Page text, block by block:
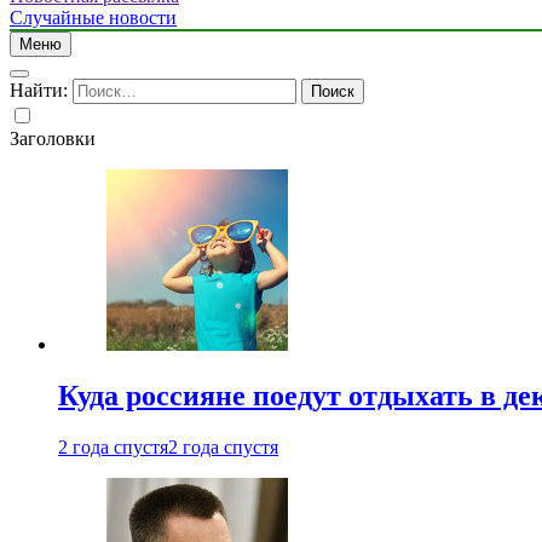
Случайные новости
Меню
Найти:
Заголовки
Куда россияне поедут отдыхать в
2 года спустя2 года спустя